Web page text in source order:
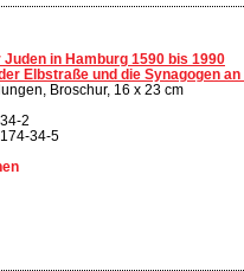
in Hamburg 1590 bis 1990
Elbstraße und die Synagogen
Broschur, 16 x 23 cm
2
34-5